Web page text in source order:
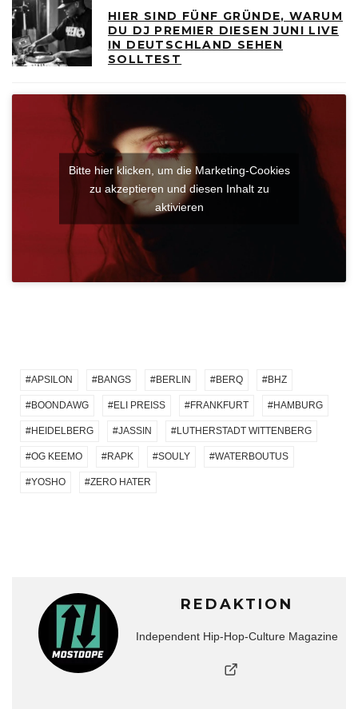
HIER SIND FÜNF GRÜNDE, WARUM
DU DJ PREMIER DIESEN JUNI LIVE
IN DEUTSCHLAND SEHEN
SOLLTEST
Bitte hier klicken, um die Marketing-Cookies
zu akzeptieren und diesen Inhalt zu
aktivieren
APSILON BANGS BERLIN BERQ BHZ
BOONDAWG ELI PREISS FRANKFURT HAMBURG
HEIDELBERG JASSIN LUTHERSTADT WITTENBERG
OG KEEMO RAPK SOULY WATERBOUTUS
YOSHO ZERO HATER
REDAKTION
Independent Hip-Hop-Culture Magazine